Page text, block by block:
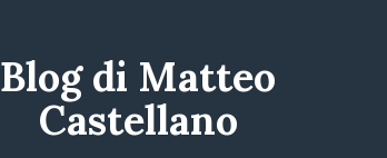
Blog di Matteo
Castellano